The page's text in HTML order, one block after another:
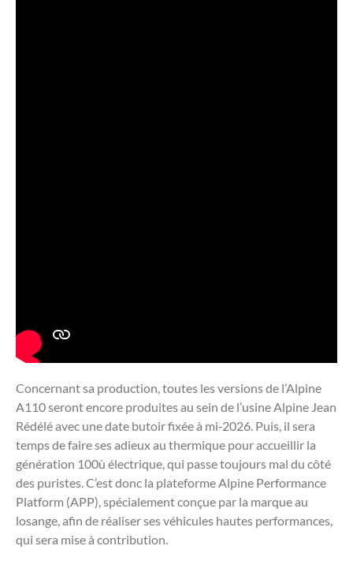
Concernant sa production, toutes les versions de l’Alpine
A110 seront encore produites au sein de l’usine Alpine Jean
Rédélé avec une date butoir fixée à mi‑2026. Puis, il sera
temps de faire ses adieux au thermique pour accueillir la
génération 100ù électrique, qui passe toujours mal du côté
des puristes. C’est donc la plateforme Alpine Performance
Platform (APP), spécialement conçue par la marque au
losange, afin de réaliser ses véhicules hautes performances,
qui sera mise à contribution.